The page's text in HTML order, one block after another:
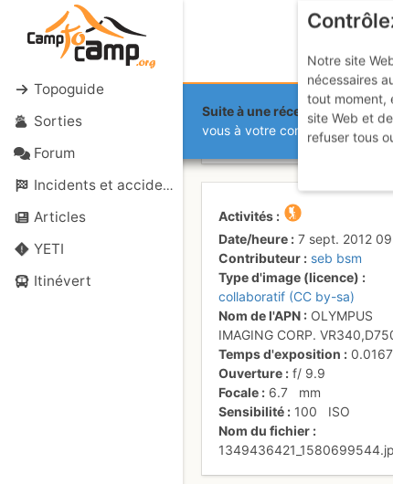
Topoguide
Sorties
Forum
Incidents et accidents
Articles
YETI
Itinévert
Suite à une récente et
vous à votre compte sur le site.
Le lac
Activités
Date/heure
7 sept. 2012
Contributeur
seb bsm
Type d'image (licence)
collaboratif (CC by-sa)
Nom de l'APN
OLYMPUS
IMAGING CORP.
Temps d'exposition
0.0167
Ouverture
f/9.9
Focale
6.7
mm
Sensibilité
100
ISO
Nom du fichier
Notre site
nécessaires
tout moment,
site Web et
refuser tous